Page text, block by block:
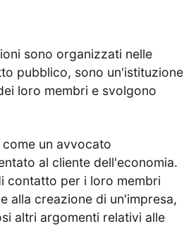
sono organizzati nelle
pubblico, sono un'istituzione
loro membri e svolgono
un avvocato
al cliente dell'economia.
contatto per i loro membri
alla creazione di un'impresa,
altri argomenti relativi alle